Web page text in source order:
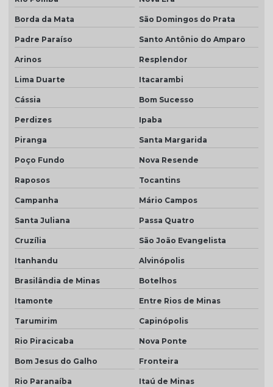
Borda da Mata São Domingos do Prata
Padre Paraíso Santo Antônio do Amparo
Arinos Resplendor
Lima Duarte Itacarambi
Cássia Bom Sucesso
Perdizes Ipaba
Piranga Santa Margarida
Poço Fundo Nova Resende
Raposos Tocantins
Campanha Mário Campos
Santa Juliana Passa Quatro
Cruzília São João Evangelista
Itanhandu Alvinópolis
Brasilândia de Minas Botelhos
Itamonte Entre Rios de Minas
Tarumirim Capinópolis
Rio Piracicaba Nova Ponte
Bom Jesus do Galho Fronteira
Rio Paranaíba Itaú de Minas